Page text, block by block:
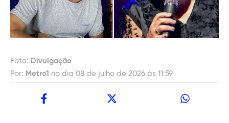
Foto: Divulgação
Por: Metro1 no dia 08 de julho de 2026 às 11:59